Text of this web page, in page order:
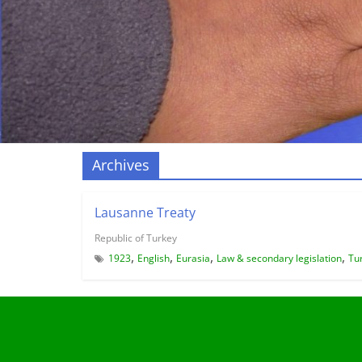
Archives
Lausanne Treaty
Republic of Turkey
1923, English, Eurasia, Law & secondary legislation,